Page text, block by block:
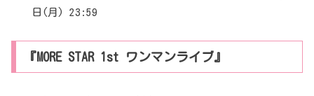
日(月) 23:59
『MORE STAR 1st ワンマンライブ』